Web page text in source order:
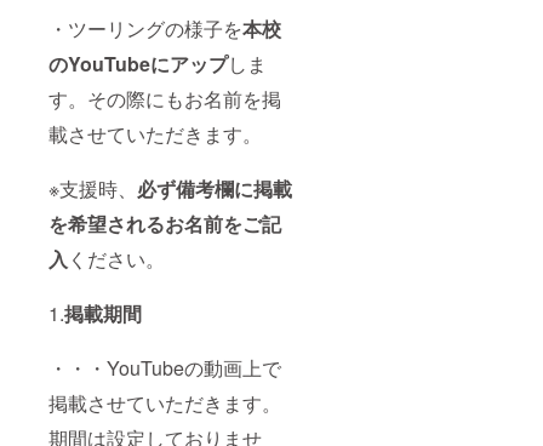
・ツーリングの様子を本校
のYouTubeにアップしま
す。その際にもお名前を掲
載させていただきます。
※支援時、 必ず備考欄に掲載
を希望されるお名前をご記
入 ください。
1.掲載期間
・・・YouTubeの動画上で
掲載させていただきます。
期間は設定しておりませ